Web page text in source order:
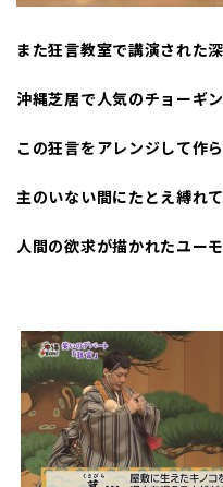
また狂言教室で講演された
沖縄芝居で人気のチョーギ
この狂言をアレンジして作
主のいない間にたとえ縛れ
人間の欲求が描かれたユー